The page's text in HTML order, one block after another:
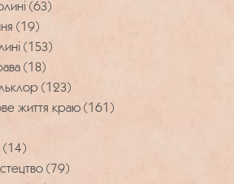
(63)
(19)
(153)
(18)
(123)
життя краю (161)
(14)
(79)